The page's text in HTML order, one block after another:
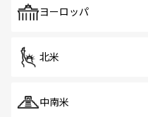
で、ホーカーズは
ヨーロッパ
北米
中南米